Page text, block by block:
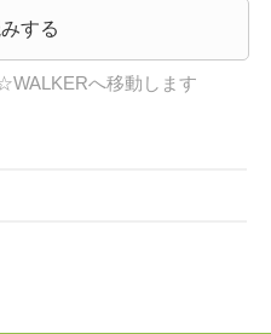
する
へ移動します